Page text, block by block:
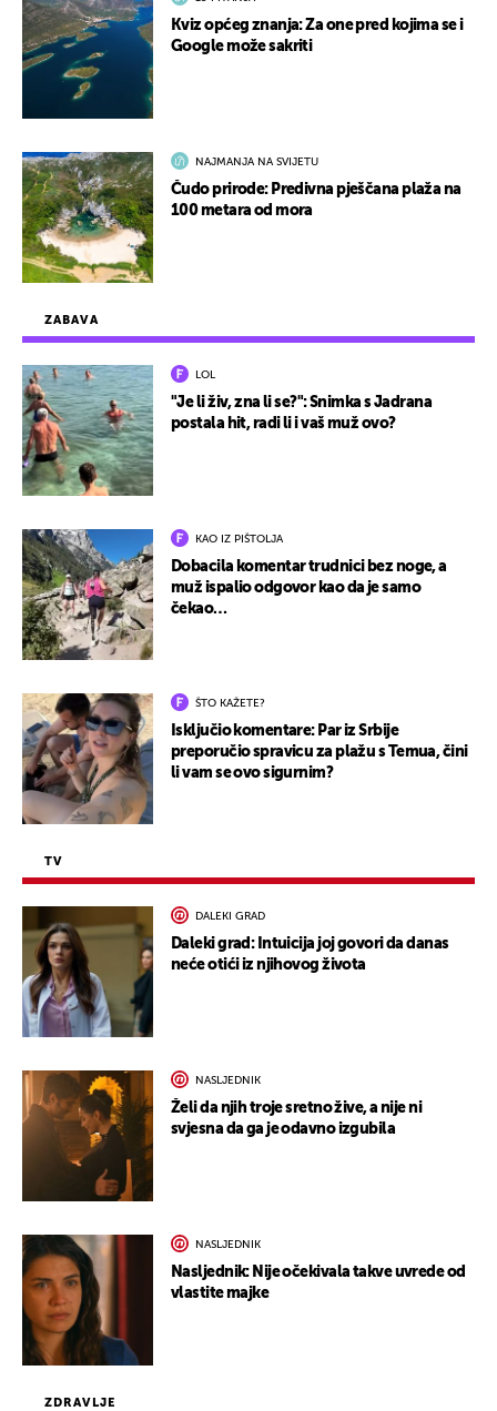
ZDRAVLJE
ZABAVA
LOL
"Je li živ, zna li se?": Snimka s Jadrana
postala hit, radi li i vaš muž ovo?
KAO IZ PIŠTOLJA
Dobacila komentar trudnici bez noge, a
muž ispalio odgovor kao da je samo
čekao…
ŠTO KAŽETE?
Isključio komentare: Par iz Srbije
preporučio spravicu za plažu s Temua, čini
li vam se ovo sigurnim?
TV
DALEKI GRAD
Daleki grad: Intuicija joj govori da danas
neće otići iz njihovog života
NASLJEDNIK
Želi da njih troje sretno žive, a nije ni
svjesna da ga je odavno izgubila
NASLJEDNIK
Nasljednik: Nije očekivala takve uvrede od
vlastite majke
Kviz općeg znanja: Za one pred kojima se i
Google može sakriti
NAJMANJA NA SVIJETU
Čudo prirode: Predivna pješčana plaža na
100 metara od mora